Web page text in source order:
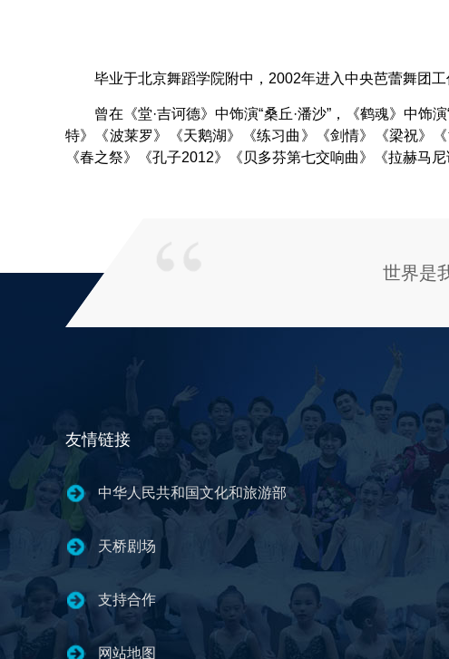
毕业于北京舞蹈学院附中，2002年进入中央芭蕾舞团工
曾在《堂·吉诃德》中饰演“桑丘·潘沙”，《鹤魂》中饰
特》《波莱罗》《天鹅湖》《练习曲》《剑情》《梁祝》
《春之祭》《孔子2012》《贝多芬第七交响曲》《拉赫马
世界是
友情链接
中华人民共和国文化和旅游部
天桥剧场
支持合作
网站地图